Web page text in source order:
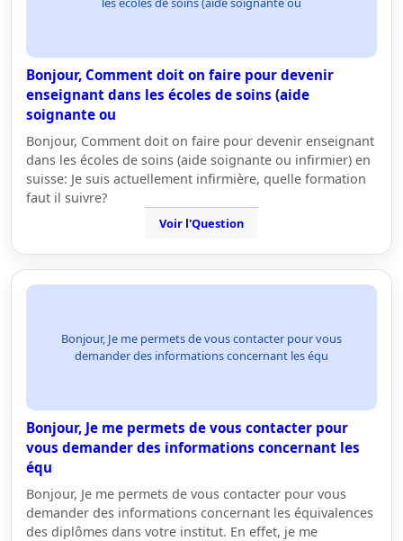
Bonjour, Comment doit on faire pour devenir
enseignant dans les écoles de soins (aide
soignante ou
Bonjour, Comment doit on faire pour devenir enseignant
dans les écoles de soins (aide soignante ou infirmier) en
suisse: Je suis actuellement infirmière, quelle formation
faut il suivre?
Voir l'Question
Bonjour, Je me permets de vous contacter pour vous
demander des informations concernant les équ
Bonjour, Je me permets de vous contacter pour
vous demander des informations concernant les
équ
Bonjour, Je me permets de vous contacter pour vous
demander des informations concernant les équivalences
des diplômes dans votre institut. En effet, je me